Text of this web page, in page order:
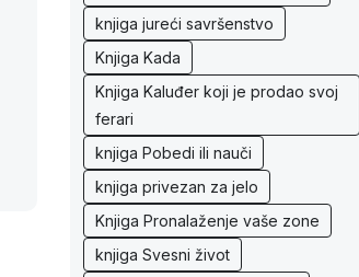
knjiga jureći savršenstvo
Knjiga Kada
Knjiga Kaluđer koji je prodao svoj
ferari
knjiga Pobedi ili nauči
knjiga privezan za jelo
Knjiga Pronalaženje vaše zone
knjiga Svesni život